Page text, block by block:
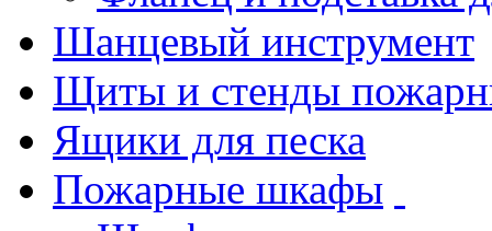
Шанцевый инструмент
Щиты и стенды
Ящики для песка
Пожарные шкафы